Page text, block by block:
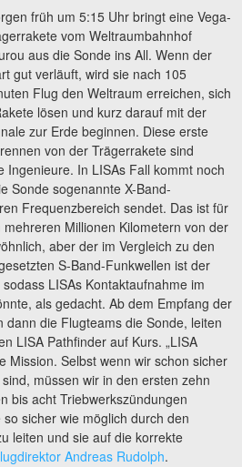
früh um 5:15 Uhr bringt eine Vega-
vom Weltraumbahnhof
aus die Sonde ins All. Wenn der
gut verläuft, wird sie nach 105
Flug den Weltraum erreichen, sich
lösen und kurz darauf mit der
zur Erde beginnen. Diese erste
von der Trägerrakete sind
Ingenieure. In LISAs Fall kommt noch
Sonde sogenannte X-Band-
Frequenzbereich sendet. Das ist für
Millionen Kilometern von der
aber der im Vergleich zu den
S-Band-Funkwellen ist der
LISAs Kontaktaufnahme im
als gedacht. Ab dem Empfang der
die Flugteams die Sonde, leiten
LISA Pathfinder auf Kurs. „LISA
Mission. Selbst wenn wir schon sicher
müssen wir in den ersten zehn
bis acht Triebwerkszündungen
sicher wie möglich durch den
leiten und sie auf die korrekte
Andreas Rudolph.